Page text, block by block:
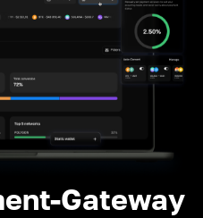
Gateway